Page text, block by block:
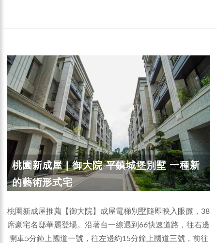
桃園新成屋 | 御大院 平鎮城堡別墅 一種新
的藝術形式宅
桃園新成屋推薦【御大院】成屋電梯別墅隨即映入眼簾，38
席豪宅名邸華麗登場。沿著台一線遇到66快速道路，往右邊
開車5分鐘上國道一號，往左邊約15分鐘上國道三號，前往